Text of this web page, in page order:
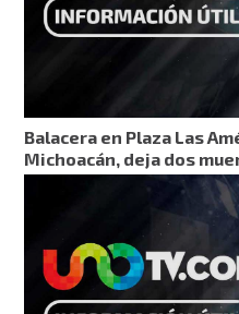
Balacera en Plaza Las
Michoacán, deja dos